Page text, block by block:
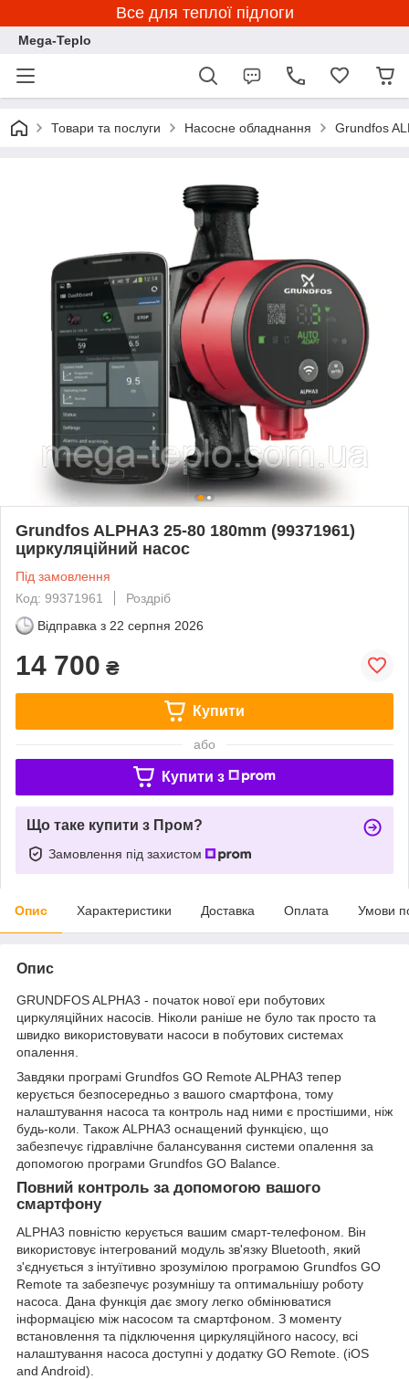
Все для теплої підлоги
Mega-Teplo
Товари та послуги Насосне обладнання Grundfos
Grundfos ALPHA3 25-80 180mm (99371961)
циркуляційний насос
Під замовлення
Код: 99371961
Роздріб
Відправка з 22 серпня 2026
14 700 ₴
Купити
або
Купити з
Що таке купити з Пром?
Замовлення під захистом
Опис Характеристики Доставка Оплата Умови
Опис
GRUNDFOS ALPHA3 - початок нової ери побутових
циркуляційних насосів. Ніколи раніше не було так просто та
швидко використовувати насоси в побутових системах
опалення.
Завдяки програмі Grundfos GO Remote ALPHA3 тепер
керується безпосередньо з вашого смартфона, тому
налаштування насоса та контроль над ними є простішими, ніж
будь-коли. Також ALPHA3 оснащений функцією, що
забезпечує гідравлічне балансування системи опалення за
допомогою програми Grundfos GO Balance.
Повний контроль за допомогою вашого
смартфону
ALPHA3 повністю керується вашим смарт-телефоном. Він
використовує інтегрований модуль зв'язку Bluetooth, який
з'єднується з інтуїтивно зрозумілою програмою Grundfos GO
Remote та забезпечує розумнішу та оптимальнішу роботу
насоса. Дана функція дає змогу легко обмінюватися
інформацією між насосом та смартфоном. З моменту
встановлення та підключення циркуляційного насосу, всі
налаштування насоса доступні у додатку GO Remote. (iOS
and Android).